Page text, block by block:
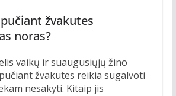
žvakutes
noras?
vaikų ir suaugusiųjų žino
žvakutes reikia sugalvoti
nesakyti. Kitaip jis